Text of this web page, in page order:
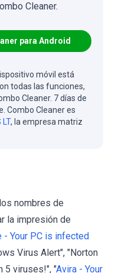
Cleaner.
para Android
móvil está
todas las funciones,
Cleaner. 7 días de
Combo Cleaner es
LT, la empresa matriz
nombres de
la impresión de
- Your PC is infected
Virus Alert", "Norton
5 viruses!", "Avira - Your